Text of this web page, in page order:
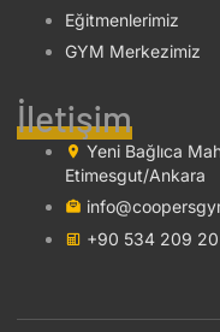
Eğitmenlerimiz
GYM Merkezimiz
İletişim
Yeni Bağlıca
Etimesgut/Ankara
+90 534 209